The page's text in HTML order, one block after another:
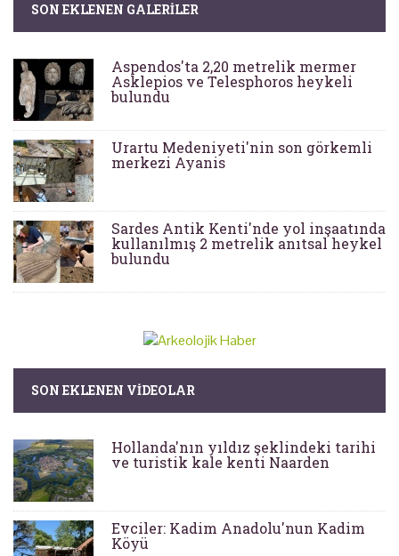
SON EKLENEN GALERILER
Aspendos'ta 2,20 metrelik mermer
Asklepios ve Telesphoros heykeli
bulundu
Urartu Medeniyeti'nin son görkemli
merkezi Ayanis
Sardes Antik Kenti'nde yol inşaatında
kullanılmış 2 metrelik anıtsal heykel
bulundu
SON EKLENEN VIDEOLAR
Hollanda'nın yıldız şeklindeki tarihi
ve turistik kale kenti Naarden
Evciler: Kadim Anadolu'nun Kadim
Köyü